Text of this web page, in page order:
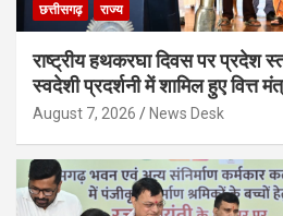
छत्तीसगढ़ राज्य
राष्ट्रीय हथकरघा दिवस पर प्रदेश
स्वदेशी प्रदर्शनी में शामिल हुए वित्त
August 7, 2026 News Desk